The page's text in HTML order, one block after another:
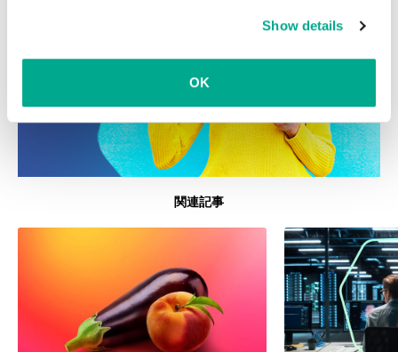
Show details
OK
関連記事